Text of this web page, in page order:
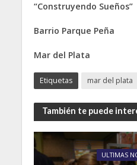
“Construyendo Sueños”
Barrio Parque Peña
Mar del Plata
Etiquetas mar del plata
También te puede
ULTIMAS